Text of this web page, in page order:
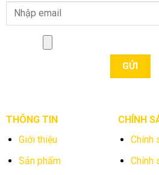
THÔNG TIN
Giới thiệu
Sản phẩm
CHÍNH
Chính
Chính